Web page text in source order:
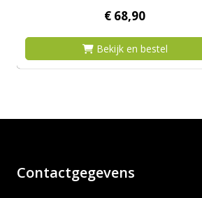
€ 68,90
Bekijk en bestel
Contactgegevens